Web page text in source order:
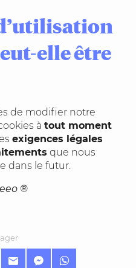
elle être
de modifier notre
à tout moment
exigences légales
que nous
dans le futur.
®